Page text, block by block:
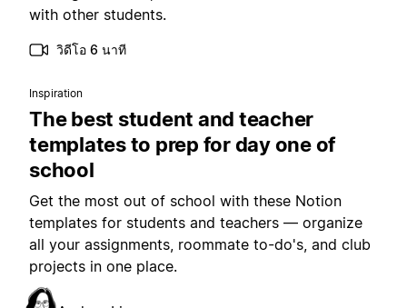
with other students.
วิดีโอ 6 นาที
Inspiration
The best student and teacher
templates to prep for day one of
school
Get the most out of school with these Notion
templates for students and teachers — organize
all your assignments, roommate to-do's, and club
projects in one place.